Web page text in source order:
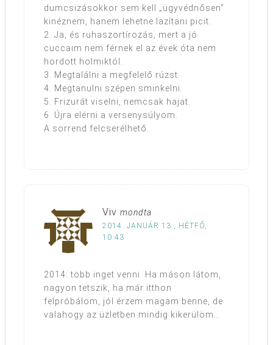
dumcsizásokkor sem kell „ügyvédnősen”
kinéznem, hanem lehetne lazítani picit.
2. Ja, és ruhaszortírozás, mert a jó
cuccaim nem férnek el az évek óta nem
hordott holmiktól.
3. Megtalálni a megfelelő rúzst.
4. Megtanulni szépen sminkelni.
5. Frizurát viselni, nemcsak hajat.
6. Újra elérni a versenysúlyom.
A sorrend felcserélhető.
Viv mondta
2014. JANUÁR 13., HÉTFŐ,
10:43
2014: több inget venni. Ha máson látom,
nagyon tetszik, ha már itthon
felpróbálom, jól érzem magam benne, de
valahogy az üzletben mindig kikerülöm…